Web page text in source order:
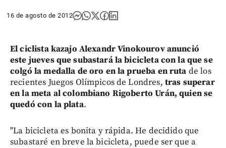
16 de agosto de 2012
El ciclista kazajo Alexandr Vinokourov anunció
este jueves que subastará la bicicleta con la que se
colgó la medalla de oro en la prueba en ruta de los
recientes Juegos Olímpicos de Londres, tras superar
en la meta al colombiano Rigoberto Urán, quien se
quedó con la plata.
"La bicicleta es bonita y rápida. He decidido que
subastaré en breve la bicicleta, puede ser que a